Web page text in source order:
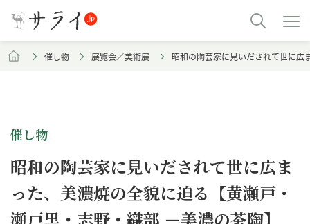
催し物 展覧会／美術展 昭和の陶芸家に見いだされて世に広
催し物
昭和の陶芸家に見いだされて世に広ま
った、美濃焼の全貌に迫る【黄瀬戸・
瀬戸黒・志野・織部 －美濃の茶陶】